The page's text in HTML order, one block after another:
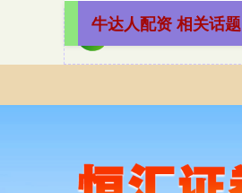
牛达人配资 相关话题